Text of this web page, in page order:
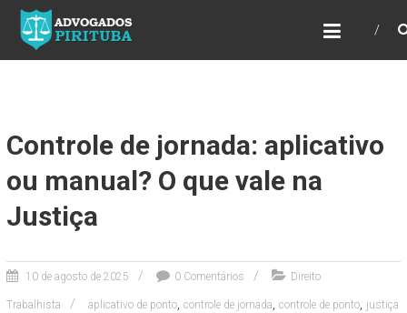
ADVOGADOS PIRITUBA
Precisando de advogado? Entre em contato!
Fazemos toda a assessoria que você
Controle de jornada: aplicativo
ou manual? O que vale na
Justiça
10 de agosto de 2025 0 Comentários Direito
Trabalhista aplicativo de ponto, controle de jornada, controle de ponto, justiça